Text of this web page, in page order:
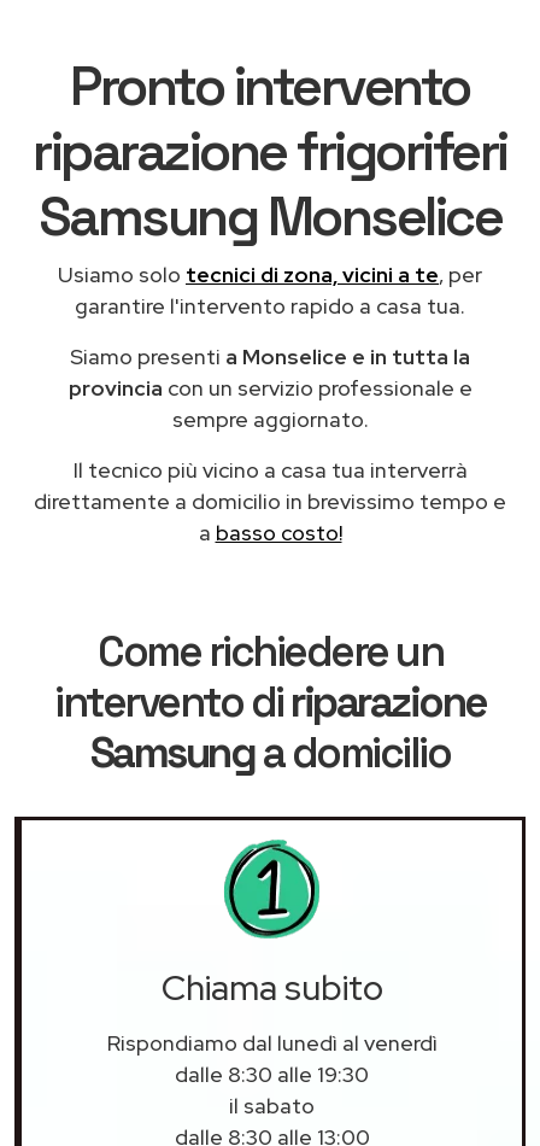
Pronto intervento
riparazione frigoriferi
Samsung Monselice
Usiamo solo tecnici di zona, vicini a te, per
garantire l'intervento rapido a casa tua.
Siamo presenti a Monselice e in tutta la
provincia con un servizio professionale e
sempre aggiornato.
Il tecnico più vicino a casa tua interverrà
direttamente a domicilio in brevissimo tempo e
a basso costo!
Come richiedere un
intervento diriparazione
Samsunga domicilio
Chiama subito
Rispondiamo dal lunedì al venerdì
dalle 8:30 alle 19:30
il sabato
dalle 8:30 alle 13:00